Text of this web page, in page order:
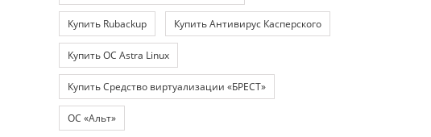
Купить Rubackup Купить Антивирус Касперского
Купить ОС Astra Linux
Купить Средство виртуализации «БРЕСТ»
ОС «Альт»